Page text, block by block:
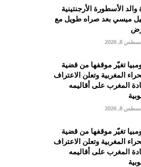
والد الأسطورة الأرجنتينية
ميسي بعد صراه طويل مع
8, 2026
تغيّر موقفها من قضية
المغربية وتعلن الاعتراف
المغرب على أقاليمه
8, 2026
تغيّر موقفها من قضية
المغربية وتعلن الاعتراف
المغرب على أقاليمه